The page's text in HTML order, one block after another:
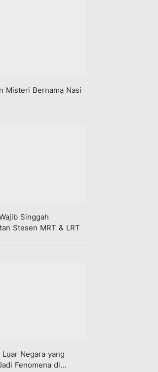
Misteri Bernama Nasi
Singgah
Stesen MRT & LRT
Luar Negara yang
Fenomena di